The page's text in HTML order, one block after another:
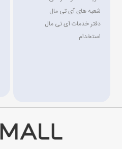
شعبه های آی تی مال
دفتر خدمات آی تی مال
استخدام